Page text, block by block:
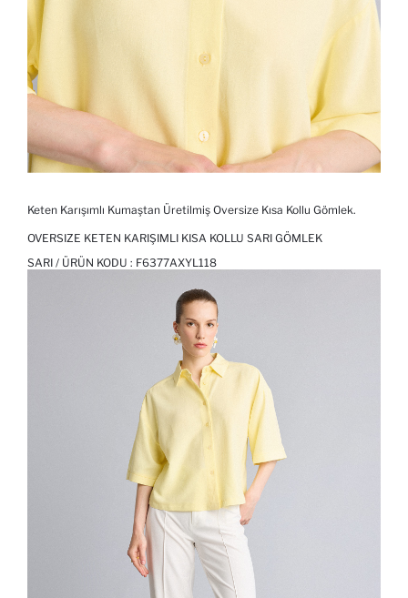
Keten Karışımlı Kumaştan Üretilmiş Oversize Kısa Kollu Gömlek.
OVERSIZE KETEN KARIŞIMLI KISA KOLLU SARI GÖMLEK
SARI / ÜRÜN KODU : F6377AXYL118